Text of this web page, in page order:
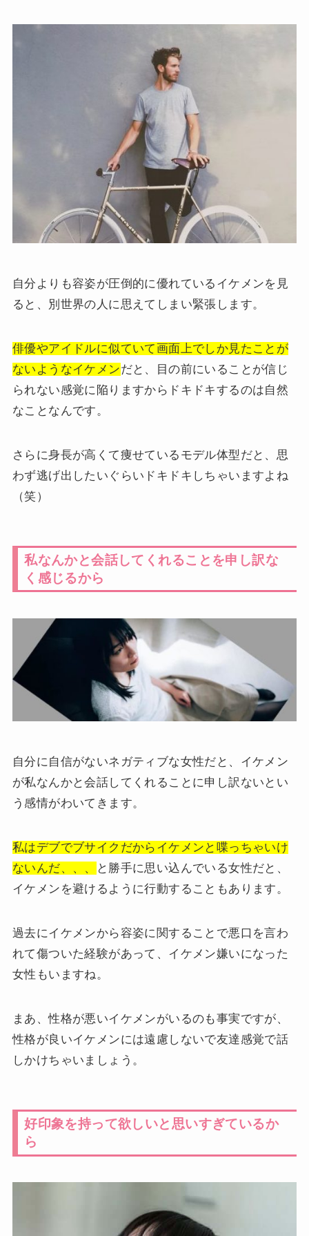
自分よりも容姿が圧倒的に優れているイケメンを見
ると、別世界の人に思えてしまい緊張します。
俳優やアイドルに似ていて画面上でしか見たことが
ないようなイケメンだと、目の前にいることが信じ
られない感覚に陥りますからドキドキするのは自然
なことなんです。
さらに身長が高くて痩せているモデル体型だと、思
わず逃げ出したいぐらいドキドキしちゃいますよね
（笑）
私なんかと会話してくれることを申し訳な
く感じるから
自分に自信がないネガティブな女性だと、イケメン
が私なんかと会話してくれることに申し訳ないとい
う感情がわいてきます。
私はデブでブサイクだからイケメンと喋っちゃいけ
ないんだ、、、
と勝手に思い込んでいる女性だと、
イケメンを避けるように行動することもあります。
過去にイケメンから容姿に関することで悪口を言わ
れて傷ついた経験があって、イケメン嫌いになった
女性もいますね。
まあ、性格が悪いイケメンがいるのも事実ですが、
性格が良いイケメンには遠慮しないで友達感覚で話
しかけちゃいましょう。
好印象を持って欲しいと思いすぎているか
ら